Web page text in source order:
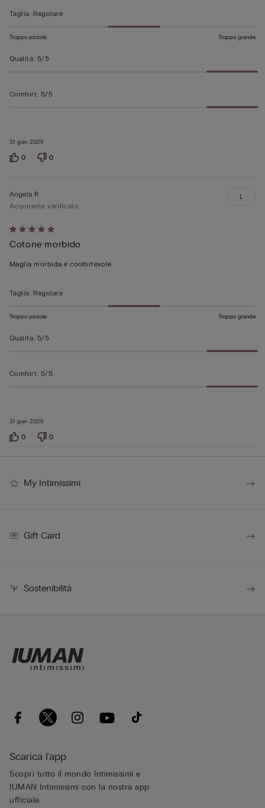
31 gen 2025
Taglia: Regolare
Troppo piccola Troppo grande
Qualità: 5/5
Comfort: 5/5
0 0
Valutato
5
su
31 gen 2025
Angela R
Acquirente verificato
Cotone morbido
Maglia morbida e confortevole
L
Taglia: Regolare
Troppo piccola Troppo grande
Qualità: 5/5
Comfort: 5/5
0 0
My Intimissimi
Gift Card
Sostenibilità
Scarica l'app
Scopri tutto il mondo Intimissimi e
IUMAN Intimissimi con la nostra app
ufficiale.